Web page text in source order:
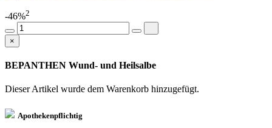
-46%2
×
BEPANTHEN Wund- und Heilsalbe
Dieser Artikel wurde dem Warenkorb hinzugefügt.
Apothekenpflichtig